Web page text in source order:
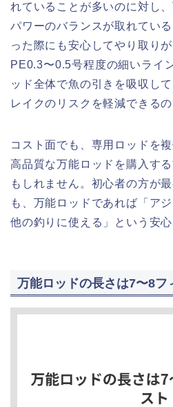
れていることが多いのに対し
パワーのバランスが取れてい
った際にも安心してやり取り
PE0.3〜0.5号程度の細いライ
ッド全体で魚の引きを吸収し
レイクのリスクを軽減できるの
コスト面でも、専用ロッドを
高品質な万能ロッドを購入す
もしれません。初心者の方が
も、万能ロッドであれば「ア
他の釣りに使える」という安心
万能ロッドの長さは7〜8フ